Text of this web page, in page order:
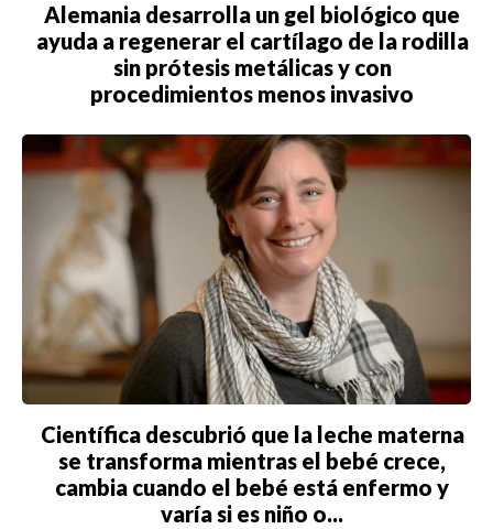
Alemania desarrolla un gel biológico que
ayuda a regenerar el cartílago de la rodilla
sin prótesis metálicas y con
procedimientos menos invasivo
Científica descubrió que la leche materna
se transforma mientras el bebé crece,
cambia cuando el bebé está enfermo y
varía si es niño o...